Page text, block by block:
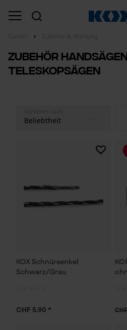
Zubehör
Teleskopsägen
KOX Schnürsenkel
Schwarz/Grau
CHF 5.90 *